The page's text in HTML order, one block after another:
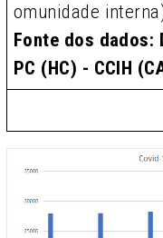
omunidade
Fonte dos dados:
PC (HC) - CCIH